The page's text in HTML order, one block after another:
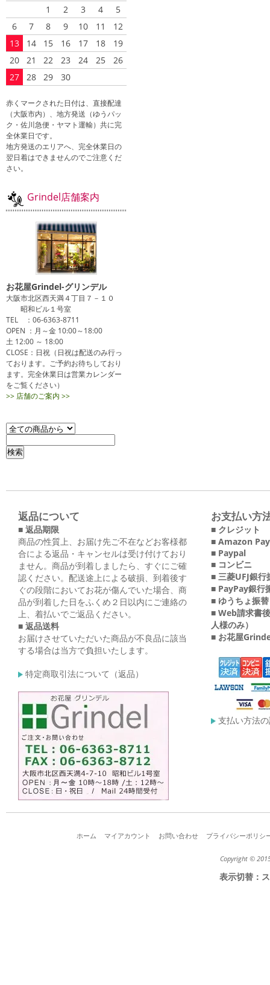
1 2 3 4
5
6
7 8 9 10 11
12
13
14 15 16 17 18
19
20
21 22 23 24 25
26
27
28 29 30
赤くマークされた日付は、直接配達
（大阪市内）、地方発送（ゆうパッ
ク・佐川急便・ヤマト運輸）共に完
全休業日です。
地方発送のエリアへ、完全休業日の
翌日着はできませんのでご注意くだ
さい。
Grindel店舗案内
お花屋Grindel-グリンデル
大阪市北区西天満４丁目７－１０
昭和ビル１号室
TEL ：06-6363-8711
OPEN ：月～金 10:00～18:00
土 12:00 ～ 18:00
CLOSE：日祝（日祝は配送のみ行っ
ております。ご予約お待ちしており
ます。完全休業日は営業カレンダー
をご覧ください）
>> 店舗のご案内 >>
返品について
■ 返品期限
商品の性質上、お届け先ご不在などお客様都
合による返品・キャンセルは受け付けており
ません。商品が到着しましたら、すぐにご確
認ください。配送途上による破損、到着後す
ぐの段階においてお花が傷んでいた場合、商
品が到着した日をふくめ２日以内にご連絡の
上、着払いでご返品ください。
■ 返品送料
お届けさせていただいた商品が不良品に該当
する場合は当方で負担いたします。
特定商取引法について（返品）
お支払い方
■ クレジット
■ Amazon Pay
■ Paypal
■ コンビニ
■ 三菱UFJ銀行
■ PayPay銀行
■ ゆうちょ振替
■ Web請求書
人様のみ）
■ お花屋
支払い方法
ホーム マイアカウント お問い合わせ プライバシーポリシ
Copyright ©
表示切替：